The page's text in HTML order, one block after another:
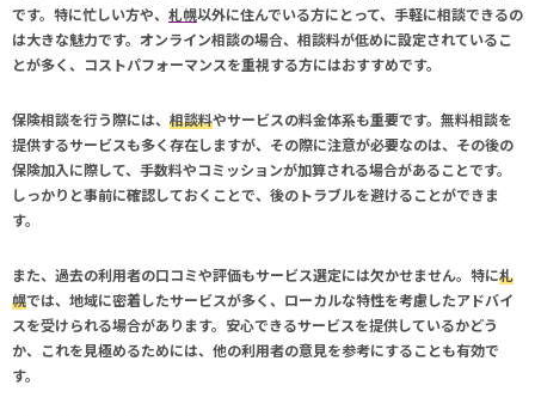
です。特に忙しい方や、 札幌以外に住んでいる方にとって、手軽に相談できるの
は大きな魅力です。オンライン相談の場合、相談料が低めに設定されているこ
とが多く、コストパフォーマンスを重視する方にはおすすめです。
保険相談を行う際には、 相談料やサービスの料金体系も重要です。無料相談を
提供するサービスも多く存在しますが、その際に注意が必要なのは、その後の
保険加入に際して、手数料やコミッションが加算される場合があることです。
しっかりと事前に確認しておくことで、後のトラブルを避けることができま
す。
また、過去の利用者の口コミや評価もサービス選定には欠かせません。特に札
幌では、地域に密着したサービスが多く、ローカルな特性を考慮したアドバイ
スを受けられる場合があります。安心できるサービスを提供しているかどう
か、これを見極めるためには、他の利用者の意見を参考にすることも有効で
す。